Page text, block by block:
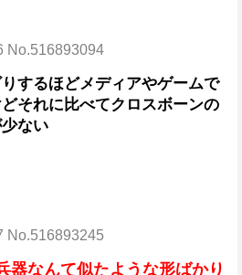
No.516893094
するほどメディアやゲームで
それに比べてクロスボーンの
ない
No.516893245
器なんて似たような形ばかり